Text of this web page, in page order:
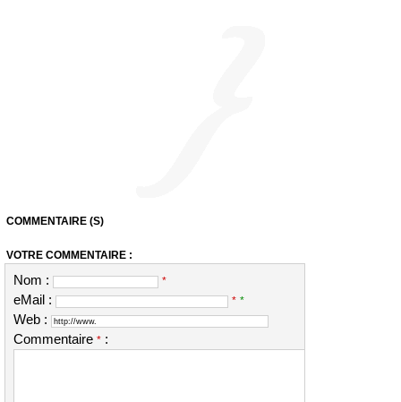
COMMENTAIRE (S)
VOTRE COMMENTAIRE :
Nom : *
eMail : * *
Web :
Commentaire * :